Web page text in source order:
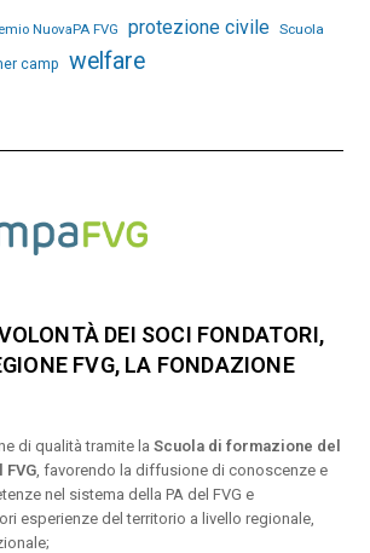
NuovaPA FVG protezione civile Scuola
camp welfare
DEI SOCI FONDATORI,
FVG, LA FONDAZIONE
di qualità tramite laScuola di formazione del
, favorendo la diffusione di conoscenze e
nel sistema della PA del FVG e
esperienze del territorio a livello regionale,